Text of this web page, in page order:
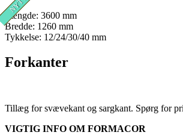
Længde: 3600 mm
Bredde: 1260 mm
Tykkelse: 12/24/30/40 mm
Forkanter
Tillæg for svævekant og sargkant. Spørg for
VIGTIG INFO OM FORMACOR